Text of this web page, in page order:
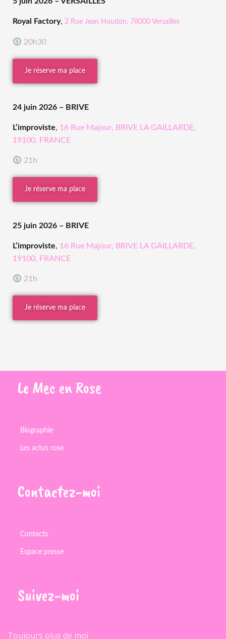
Royal Factory, 2 Rue Jean Houdon, 78000 Versailles
20h30
Je réserve ma place
24 juin 2026 – BRIVE
L’improviste, 16 Rue Majour, BRIVE LA GAILLARDE,
19100, FRANCE
21h
Je réserve ma place
25 juin 2026 – BRIVE
L’improviste, 16 Rue Majour, BRIVE LA GAILLARDE,
19100, FRANCE
21h
Je réserve ma place
LeMec enRose
Biographie
Les actus rose
Contactez-moi
Contacts
Espace presse
Suivez-moi
Toujours plus de moi